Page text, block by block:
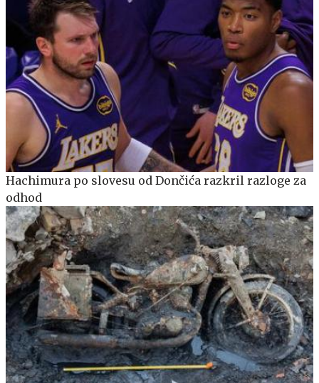
Hachimura po slovesu od Dončića razkril razloge za
odhod